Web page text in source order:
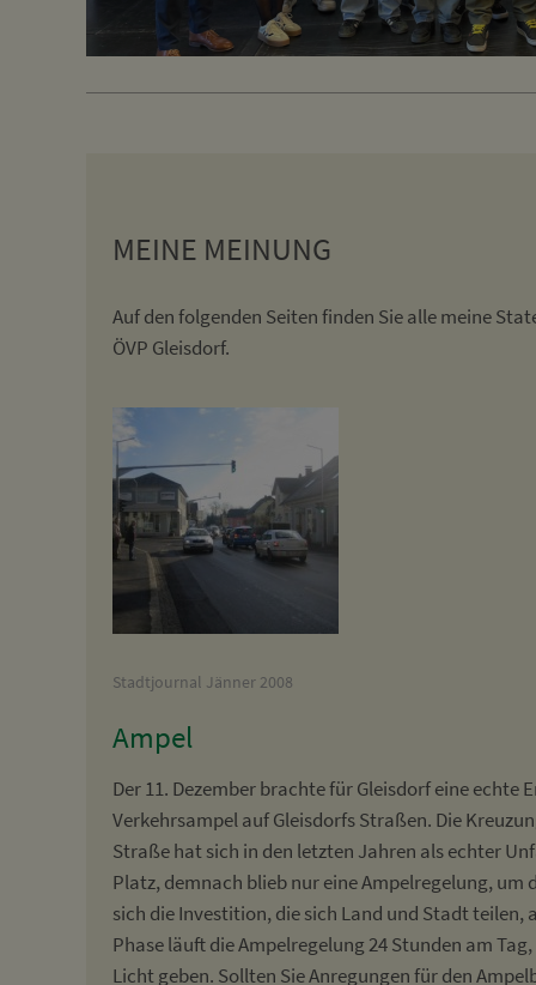
MEINE MEINUNG
Auf den folgenden Seiten finden Sie alle meine
ÖVP Gleisdorf.
Stadtjournal Jänner 2008
Ampel
Der 11. Dezember brachte für Gleisdorf eine echte
Verkehrsampel auf Gleisdorfs Straßen. Die
Straße hat sich in den letzten Jahren als echter
Platz, demnach blieb nur eine Ampelregelung, um
sich die Investition, die sich Land und Stadt teilen,
Phase läuft die Ampelregelung 24 Stunden am
Licht geben. Sollten Sie Anregungen für den